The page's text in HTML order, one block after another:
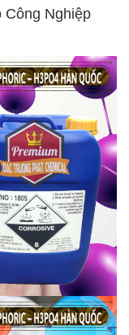
Công Nghiệp